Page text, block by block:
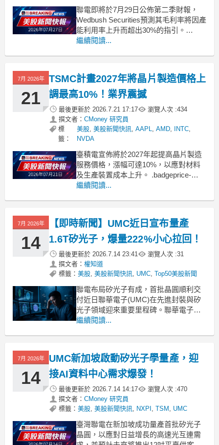
聯電即將於7月29日公佈第二季財報，
Wedbush Securities預測其毛利率將因產
能利用率上升而超出30%的指引。
.badgeprice-container {
gap: 1rem !important
繼續閱讀...
7月 2026年
21
TSMC計畫2027年將晶片製造價格上
調最高10%！業界震撼
最後更新於 2026.7.21 17:17 瀏覽人次 :434
撰文者： CMoney 研究員
標
籤：
美股,美股新聞快訊,AAPL,AMD, INTC,
NVDA
臺積電宣佈將於2027年起提高晶片製造
服務價格，漲幅可達10%，以應對材料
及生產裝置成本上升。 .badgeprice-
container {
gap: 1rem !important;
繼續閱讀...
7月 2026年
14
【即時新聞】UMC近日宣布量產
1.6T矽光子，爆量222%小心拉回！
最後更新於 2026.7.14 23:41 瀏覽人次 :31
撰文者： 權知道
標籤： 美股, 美股新聞快訊, UMC, Top50美股新聞
聯電布局矽光子有成，首批晶圓順利交
付近日聯華電子(UMC)在先進封裝與矽
光子領域迎來重要里程碑。聯華電子與
矽光子設計公司 SILITH 共同宣布，雙方
負責製造，以滿足 AI 資料中心對高速光
通訊日益成長的需求。針對後續技
繼續閱讀...
7月 2026年
14
UMC新加坡啟動矽光子學量產，迎
接AI資料中心需求爆發！
最後更新於 2026.7.14 14:17 瀏覽人次 :470
撰文者： CMoney 研究員
標籤： 美股, 美股新聞快訊, NXPI , TSM , UMC
臺灣聯電在新加坡成功量產首批矽光子
晶圓，以應對日益增長的高速光互連需